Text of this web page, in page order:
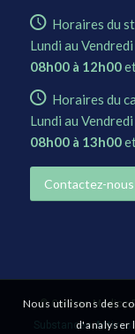
Horaires du
Lundi au Vendredi
08h00 à 12h00
Horaires du
Lundi au Vendredi
08h00 à 13h00
Contactez-nous
© Centres
Substances Actives
Nous utilisons des
d'analyser